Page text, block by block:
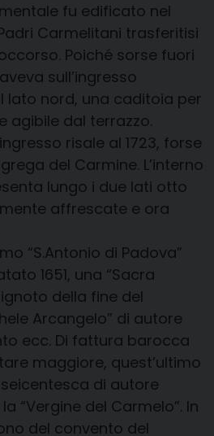
fu edificato nel
Carmelitani trasferitisi
Poiché sorse fuori
sull’ingresso
lato nord, una caditoia per
agibile dal terrazzo.
risale al 1723, forse
del Carmine. L’interno
lungo i due lati otto
affrescate e ora
“S.Antonio di Padova”
1651, una “Sacra
della fine del
Arcangelo” di autore
ecc. Di fattura barocca
maggiore, quest’ultimo
di autore
“Vergine del Carmelo”. In
del convento del